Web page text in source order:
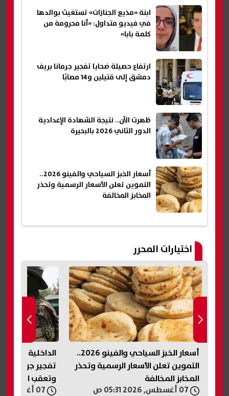
ابنة «مذيع الجنازات» تستغيث بوالدها
في فيديو متداول: «أنا محرومة من
كلمة بابا»
ارتفاع حصيلة ضحايا تفجير جرمانا بريف
دمشق إلى قتيلين و14 مصابًا
ظهرت الآن.. نتيجة الشهادة الإعدادية
الدور الثاني 2026 بالبحيرة
أسعار الخبز السياحي والفينو 2026..
التموين تعلن الأسعار الرسمية وتحذر
المخابز المخالفة
اختيارات المحرر
أسعار الخبز السياحي والفينو 2026..
التموين تعلن الأسعار الرسمية وتحذر
المخابز المخالفة
الداخلية
تفجير جرمانا..
وتعقب